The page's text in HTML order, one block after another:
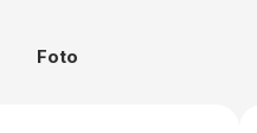
Foto